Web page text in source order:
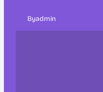
Byadmin